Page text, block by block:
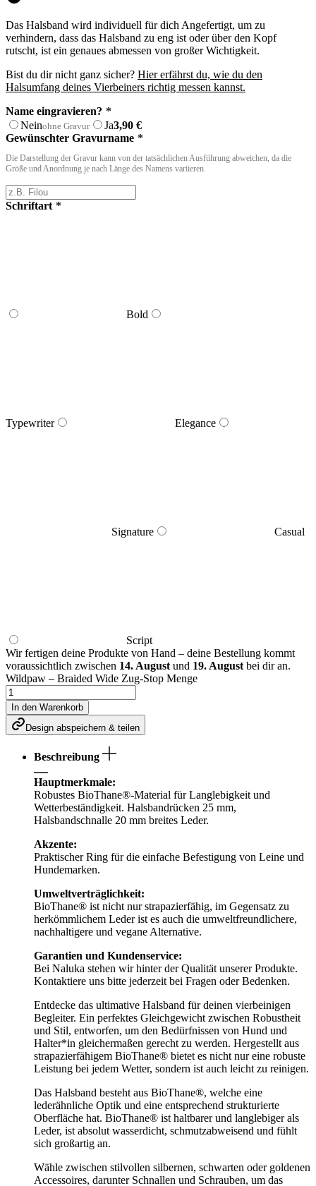
Das Halsband wird individuell für dich Angefertigt, um zu
verhindern, dass das Halsband zu eng ist oder über den Kopf
rutscht, ist ein genaues abmessen von großer Wichtigkeit.
Bist du dir nicht ganz sicher? Hier erfährst du, wie du den
Halsumfang deines Vierbeiners richtig messen kannst.
Name eingravieren? *
Neinohne Gravur Ja3,90 €
Gewünschter Gravurname *
Die Darstellung der Gravur kann von der tatsächlichen Ausführung abweichen, da die
Größe und Anordnung je nach Länge des Namens variieren.
Schriftart *
Bold
Typewriter Elegance
Signature Casual
Script
Wir fertigen deine Produkte von Hand – deine Bestellung kommt
voraussichtlich zwischen 14. August und 19. August bei dir an.
Wildpaw – Braided Wide Zug-Stop Menge
In den Warenkorb
Design abspeichern & teilen
Beschreibung
Hauptmerkmale:
Robustes BioThane®-Material für Langlebigkeit und
Wetterbeständigkeit. Halsbandrücken 25 mm,
Halsbandschnalle 20 mm breites Leder.
Akzente:
Praktischer Ring für die einfache Befestigung von Leine und
Hundemarken.
Umweltverträglichkeit:
BioThane® ist nicht nur strapazierfähig, im Gegensatz zu
herkömmlichem Leder ist es auch die umweltfreundlichere,
nachhaltigere und vegane Alternative.
Garantien und Kundenservice:
Bei Naluka stehen wir hinter der Qualität unserer Produkte.
Kontaktiere uns bitte jederzeit bei Fragen oder Bedenken.
Entdecke das ultimative Halsband für deinen vierbeinigen
Begleiter. Ein perfektes Gleichgewicht zwischen Robustheit
und Stil, entworfen, um den Bedürfnissen von Hund und
Halter*in gleichermaßen gerecht zu werden. Hergestellt aus
strapazierfähigem BioThane® bietet es nicht nur eine robuste
Leistung bei jedem Wetter, sondern ist auch leicht zu reinigen.
Das Halsband besteht aus BioThane®, welche eine
lederähnliche Optik und eine entsprechend strukturierte
Oberfläche hat. BioThane® ist haltbarer und langlebiger als
Leder, ist absolut wasserdicht, schmutzabweisend und fühlt
sich großartig an.
Wähle zwischen stilvollen silbernen, schwarten oder goldenen
Accessoires, darunter Schnallen und Schrauben, um das